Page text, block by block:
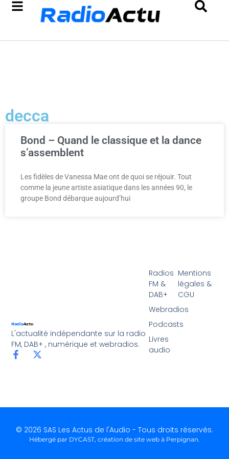
decca
Bond – Quand le classique et la dance
s’assemblent
Les fidèles de Vanessa Mae ont de quoi se réjouir. Tout
comme la jeune artiste asiatique dans les années 90, le
groupe Bond débarque aujourd’hui
L'actualité indépendante sur la radio
FM, DAB+ , numérique et webradios.
Radios
FM &
DAB+
Webradios
Podcasts
Livres
audio
Mentions
légales &
CGU
© 2026 SAS Les Actus de l'Audio - Tous droits réservés.
Hébergé par DYCAST, création de site web à Perpignan.